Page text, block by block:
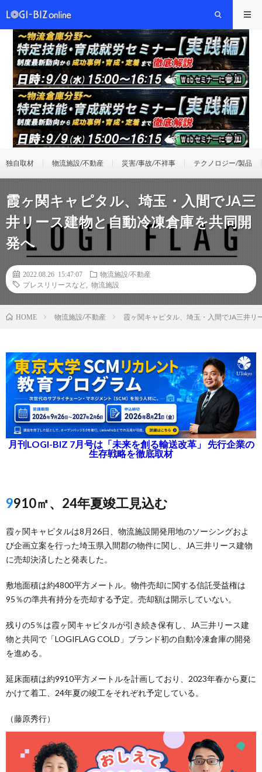
独自取材 物流施設/不動産 災害/事故/不祥事 テクノロジー/製品
霞ヶ関キャピタル、埼玉・入間でJA三
井リース建物と自動冷凍倉庫を共同開
発へ
2022.08.26 15:47:07
物流施設/不動産
プレスリリースなど
物流施設
HOME 物流施設/不動産 霞ヶ関キャピタル、埼玉・入間でJA三井
月刊LOGI-BIZ 7月号は「未来を創る輸送改革」 先行企業の
生存戦略を徹底取材
9910㎡、24年夏竣工見込む
霞ヶ関キャピタルは8月26日、物流施設開発用地のソーシングおよ
び企画立案を行った埼玉県入間郡の物件に関し、JA三井リース建物
に売却決済したと発表した。
敷地面積は約4800平方メートル。物件売却に関する信託受益権は
95％の準共有持分を売却する予定。売却額は開示していない。
残りの5％は霞ヶ関キャピタルが引き続き保有し、JA三井リース建
物と共同で「LOGIFLAG COLD」ブランド初の自動冷凍倉庫の開発
を進める。
延床面積は約9910平方メートルを計画しており、2023年春から夏に
かけて着工、24年夏の竣工をそれぞれ予定している。
（藤原秀行）